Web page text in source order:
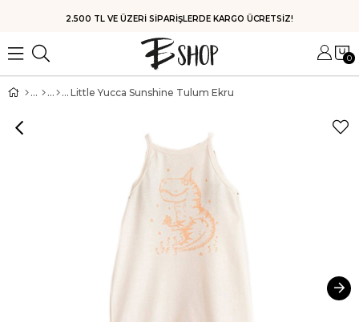
HIZLI KARGO
0
Little Yucca Sunshine Tulum Ekru